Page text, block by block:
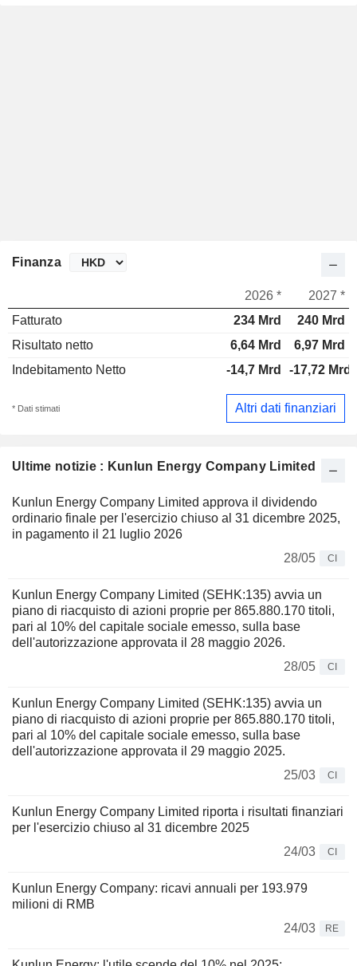
Ultime notizie : Kunlun Energy Company Limited
Kunlun Energy Company Limited approva il dividendo
ordinario finale per l'esercizio chiuso al 31 dicembre 2025,
in pagamento il 21 luglio 2026
28/05
CI
Kunlun Energy Company Limited (SEHK:135) avvia un
piano di riacquisto di azioni proprie per 865.880.170 titoli,
pari al 10% del capitale sociale emesso, sulla base
dell'autorizzazione approvata il 28 maggio 2026.
28/05
CI
Kunlun Energy Company Limited (SEHK:135) avvia un
piano di riacquisto di azioni proprie per 865.880.170 titoli,
pari al 10% del capitale sociale emesso, sulla base
dell'autorizzazione approvata il 29 maggio 2025.
25/03
CI
Kunlun Energy Company Limited riporta i risultati finanziari
per l'esercizio chiuso al 31 dicembre 2025
24/03
CI
Kunlun Energy Company: ricavi annuali per 193.979
milioni di RMB
24/03
RE
Finanza
2026 *
2027 *
Fatturato
234 Mrd
240 Mrd
Risultato netto
6,64 Mrd
6,97 Mrd
Indebitamento Netto
-14,7 Mrd -17,72 Mrd
* Dati stimati Altri dati finanziari